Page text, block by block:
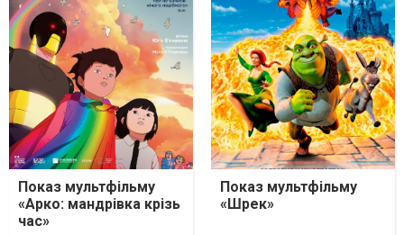
Показ мультфільму
«Арко: мандрівка крізь
час»
Показ мультфільму
«Шрек»